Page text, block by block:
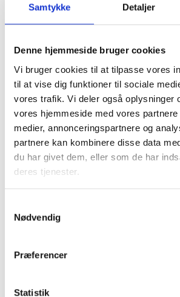
Samtykke Detaljer
Denne hjemmeside bruger cookies
Vi bruger cookies til at tilpasse vores
til at vise dig funktioner til sociale
vores trafik. Vi deler også oplysninger
vores hjemmeside med vores
medier, annonceringspartnere og
partnere kan kombinere disse data
du har givet dem, eller som de har
deres tjenester.
Nødvendig
Præferencer
Statistik
virksomhed
Vores lagerhotel benyttes af både små
virksomheder, herunder:
Webshops med behov for dag-til-
forsendelse
Produktionsvirksomheder, der har
lagerplads i perioder
Grossister med stort flow af varer
løsning – kontakt os og hør mere om
fleksibel lageraftale.